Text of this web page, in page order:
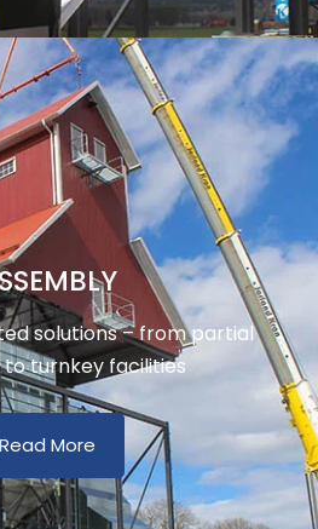
solutions – from partial
turnkey facilities
Read More